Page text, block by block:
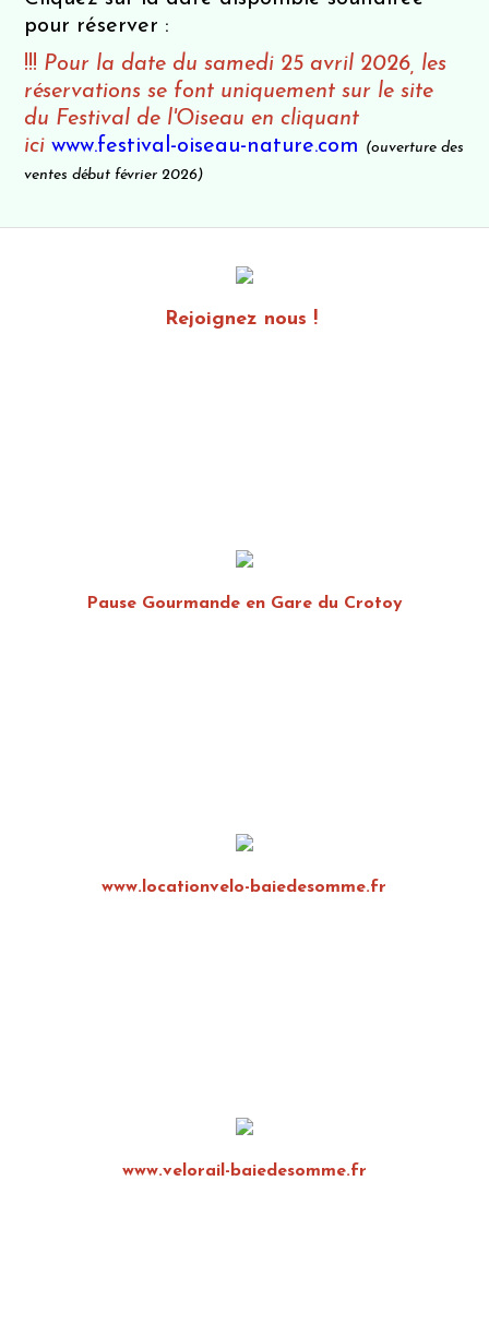
pour réserver :
!!! Pour la date du samedi 25 avril 2026, les
réservations se font uniquement sur le site
du Festival de l'Oiseau en cliquant
ici www.festival-oiseau-nature.com (ouverture des
ventes début février 2026)
Rejoignez nous !
Pause Gourmande en Gare du Crotoy
www.locationvelo-baiedesomme.fr
www.velorail-baiedesomme.fr